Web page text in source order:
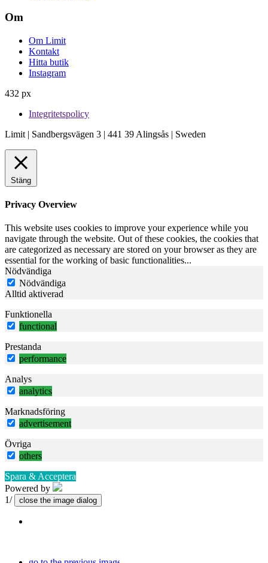
Om
Om Limit
Kontakt
Hitta butik
Instagram
432 px
Integritetspolicy
Limit | Sandbergsvägen 3 | 441 39 Alingsås | Sweden
Stäng
Privacy Overview
This website uses cookies to improve your experience while you
navigate through the website. Out of these cookies, the cookies that
are categorized as necessary are stored on your browser as they are
essential for the working of basic functionalities...
Nödvändiga
Nödvändiga
Alltid aktiverad
Funktionella
functional
Prestanda
performance
Analys
analytics
Marknadsföring
advertisement
Övriga
others
Spara & Acceptera
Powered by
1/
close the image dialog